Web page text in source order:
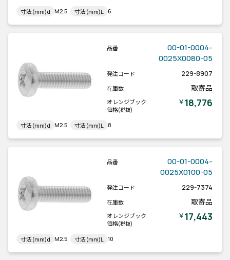
寸法(mm)d M2.5 寸法(mm)L 6
品番
00-01-0004-
0025X0080-05
発注コード 229-8907
在庫数 取寄品
オレンジブック
価格(税抜)
￥18,776
寸法(mm)d M2.5 寸法(mm)L 8
品番
00-01-0004-
0025X0100-05
発注コード 229-7374
在庫数 取寄品
オレンジブック
価格(税抜)
￥17,443
寸法(mm)d M2.5 寸法(mm)L 10